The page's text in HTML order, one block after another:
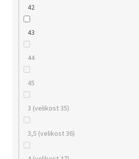
42
43
44
45
3 (velikost 35)
3,5 (velikost 36)